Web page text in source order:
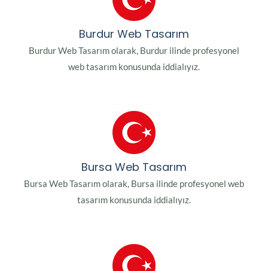
Burdur Web Tasarım
Burdur Web Tasarım olarak, Burdur ilinde profesyonel
web tasarım konusunda iddialıyız.
Bursa Web Tasarım
Bursa Web Tasarım olarak, Bursa ilinde profesyonel web
tasarım konusunda iddialıyız.